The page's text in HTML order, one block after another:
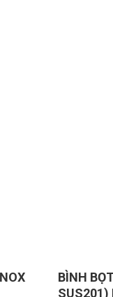
BÌNH
SUS201)